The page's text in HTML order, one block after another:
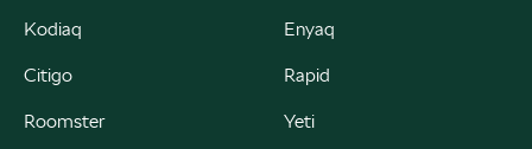
czesci.skoda@autoluzar.pl
Kodiaq Enyaq
Citigo Rapid
Roomster Yeti